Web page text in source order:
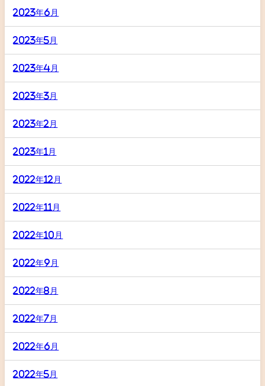
2023年6月
2023年5月
2023年4月
2023年3月
2023年2月
2023年1月
2022年12月
2022年11月
2022年10月
2022年9月
2022年8月
2022年7月
2022年6月
2022年5月